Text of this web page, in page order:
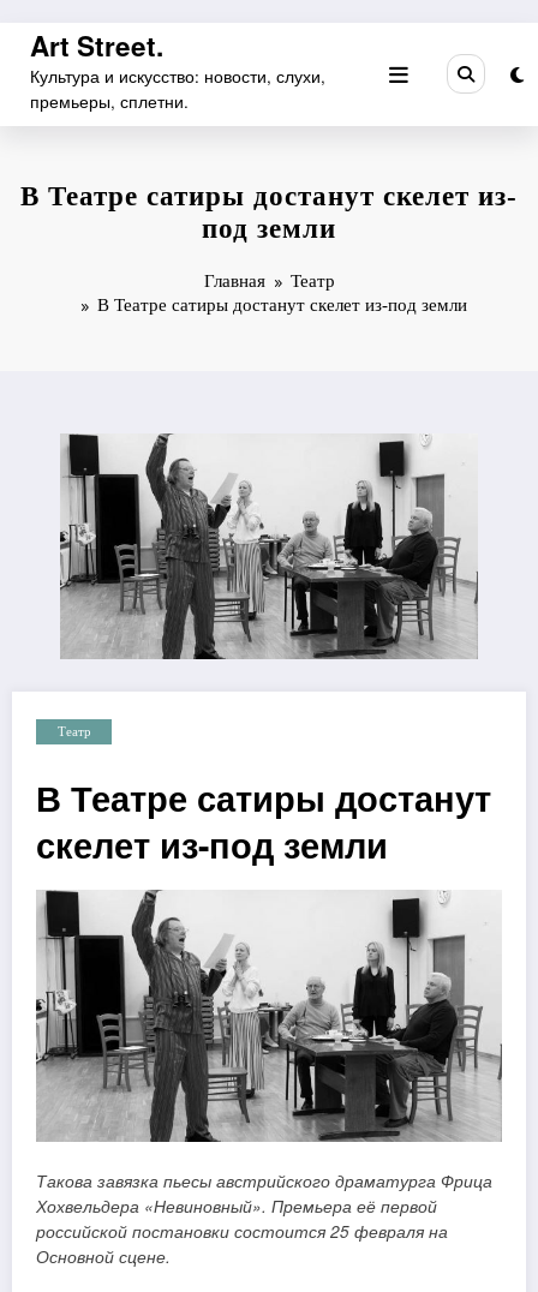
Перейти
содержимому
Art Street.
Культура и искусство: новости, слухи,
премьеры, сплетни.
В Театре сатиры достанут скелет из-
под земли
Главная
Театр
В Театре сатиры достанут скелет из-под земли
Театр
В Театре сатиры достанут
скелет из-под земли
Такова завязка пьесы австрийского драматурга Фрица
Хохвельдера «Невиновный». Премьера её первой
российской постановки состоится 25 февраля на
Основной сцене.